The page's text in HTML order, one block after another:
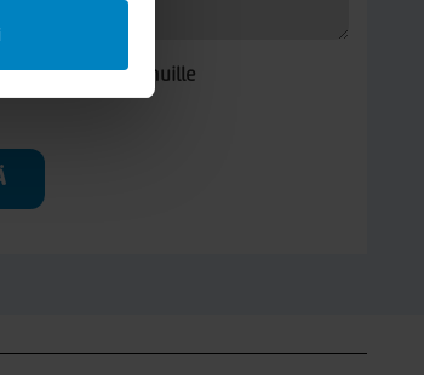
saa näkyä muille